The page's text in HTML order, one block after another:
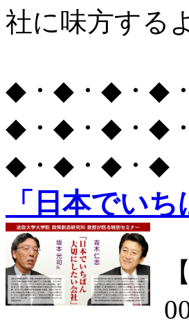
社に味方する
◆・◆・◆・◆
◆・◆・◆・◆
◆・◆・◆・◆
「日本でい